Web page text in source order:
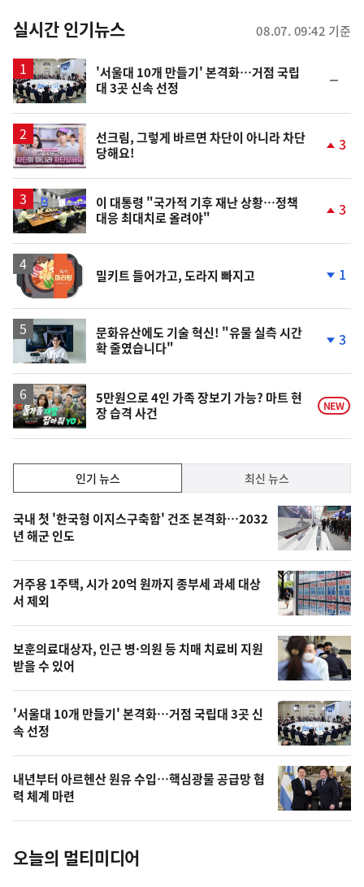
뉴
스
실시간 인기뉴스 08.07. 09:42 기준
'서울대 10개 만들기' 본격화…거점 국립
대 3곳 신속 선정
일
영
상
선크림, 그렇게 바르면 차단이 아니라 차단
당해요!
3
이 대통령 "국가적 기후 재난 상황…정책
대응 최대치로 올려야"
3
밀키트 들어가고, 도라지 빠지고 1
문화유산에도 기술 혁신! "유물 실측 시간
확 줄였습니다"
락
3
영
상
5만원으로 4인 가족 장보기 가능? 마트 현
장 습격 사건
NEW
기,
최
신,
오
늘
의
영
상
오
늘
의
사
진
인기 뉴스 최신 뉴스
기
뉴
스
국내 첫 '한국형 이지스구축함' 건조 본격화…2032
년 해군 인도
거주용 1주택, 시가 20억 원까지 종부세 과세 대상
서 제외
보훈의료대상자, 인근 병·의원 등 치매 치료비 지원
받을 수 있어
'서울대 10개 만들기' 본격화…거점 국립대 3곳 신
속 선정
내년부터 아르헨산 원유 수입…핵심광물 공급망 협
력 체계 마련
오늘의 멀티미디어